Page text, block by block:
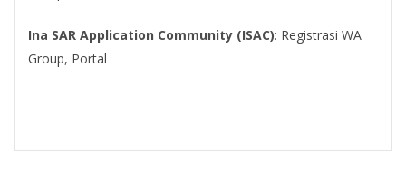
Ina SAR Application Community (ISAC): Registrasi WA
Group, Portal